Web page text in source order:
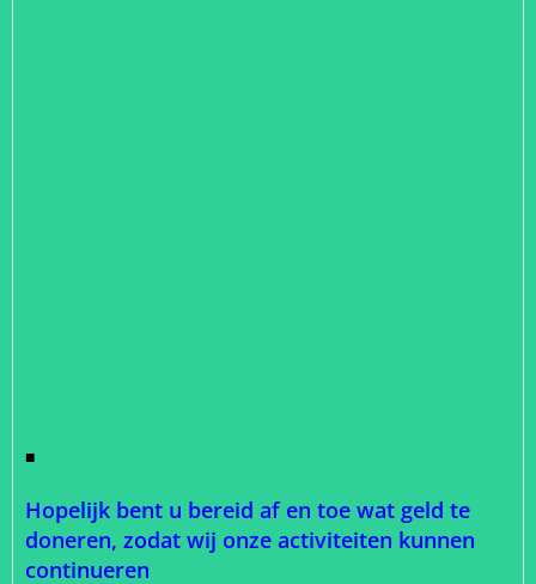
■
Hopelijk bent u bereid af en toe wat geld te
doneren, zodat wij onze activiteiten kunnen
continueren